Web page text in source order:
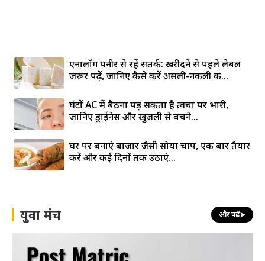
एनालॉग पनीर से रहें सतर्क: खरीदने से पहले लेबल
जरूर पढ़ें, जानिए कैसे करें असली-नकली की...
घंटों AC में बैठना पड़ सकता है त्वचा पर भारी,
जानिए ड्राईनेस और खुजली से बचने...
घर पर बनाएं बाजार जैसी सोया चाप, एक बार तैयार
करें और कई दिनों तक उठाएं...
युवा मंच और पढ़ें➤